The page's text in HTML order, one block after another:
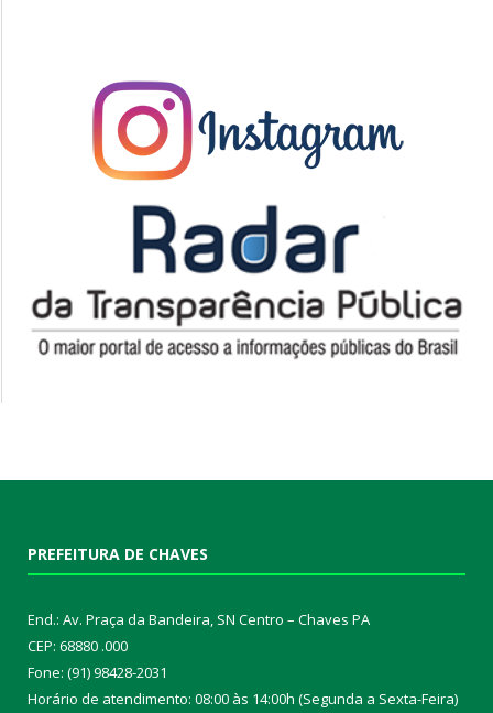
PREFEITURA DE CHAVES
End.: Av. Praça da Bandeira, SN Centro – Chaves PA
CEP: 68880 .000
Fone: (91) 98428-2031
Horário de atendimento: 08:00 às 14:00h (Segunda a Sexta-Feira)